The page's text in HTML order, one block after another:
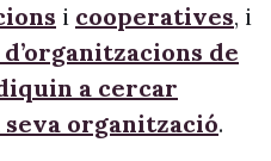
i cooperatives, i
de
a cercar
organització.